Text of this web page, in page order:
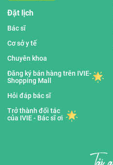
Đặt lịch
Bác sĩ
Cơ sở y tế
Chuyên khoa
Đăng ký bán hàng trên IVIE-
Shopping Mall
Hỏi đáp bác sĩ
Trở thành đối tác
của IVIE - Bác sĩ ơi